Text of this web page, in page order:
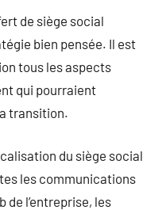
de siège social
bien pensée. Il est
tous les aspects
qui pourraient
transition.
du siège social
les communications
l’entreprise, les